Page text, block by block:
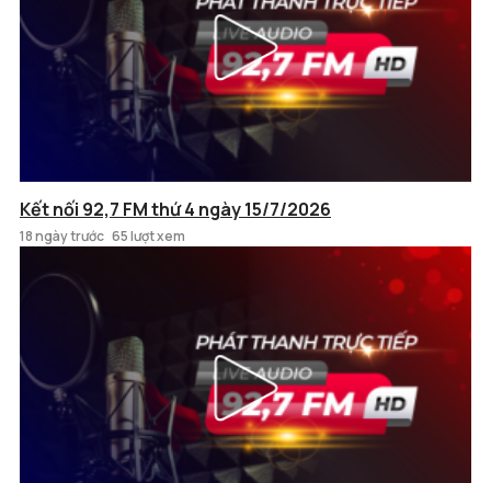
Kết nối 92,7 FM thứ 4 ngày 15/7/2026
18 ngày trước 65 lượt xem